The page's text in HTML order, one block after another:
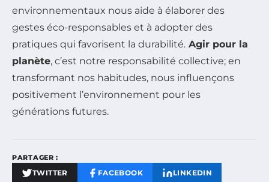
environnementaux nous aide à élaborer des
gestes éco-responsables et à adopter des
pratiques qui favorisent la durabilité. Agir pour la
planète, c’est notre responsabilité collective; en
transformant nos habitudes, nous influençons
positivement l’environnement pour les
générations futures.
PARTAGER :
TWITTER FACEBOOK LINKEDIN